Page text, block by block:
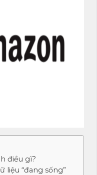
điều gì?
liệu “đang sống”